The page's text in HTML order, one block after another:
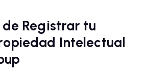
Registrar tu
Intelectual